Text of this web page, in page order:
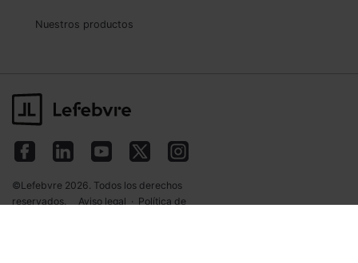
Nuestros productos
©Lefebvre 2026. Todos los derechos
reservados.
Aviso legal · Política de